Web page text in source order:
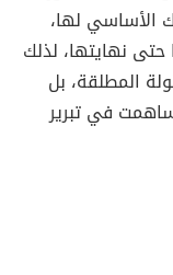
الأساسي لها،
نهايتها، لذلك
المطلقة، بل
في تبرير